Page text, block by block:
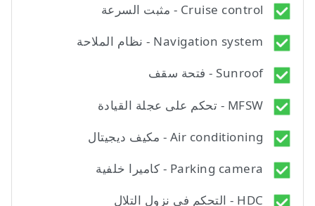
Cruise control - مثبت السرعة
Navigation system - نظام الملاحة
Sunroof - فتحة سقف
MFSW - تحكم على عجلة القيادة
Air conditioning - مكيف ديجيتال
Parking camera - كاميرا خلفية
HDC - التحكم في نزول التلال